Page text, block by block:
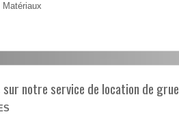
Matériaux
notre service de location de grue